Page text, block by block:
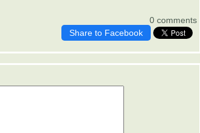
0 comments
Share to Facebook